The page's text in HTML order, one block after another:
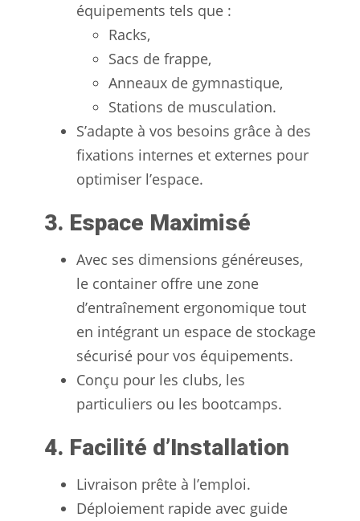
équipements tels que :
Racks,
Sacs de frappe,
Anneaux de gymnastique,
Stations de musculation.
S’adapte à vos besoins grâce à des
fixations internes et externes pour
optimiser l’espace.
3. Espace Maximisé
Avec ses dimensions généreuses,
le container offre une zone
d’entraînement ergonomique tout
en intégrant un espace de stockage
sécurisé pour vos équipements.
Conçu pour les clubs, les
particuliers ou les bootcamps.
4. Facilité d’Installation
Livraison prête à l’emploi.
Déploiement rapide avec guide